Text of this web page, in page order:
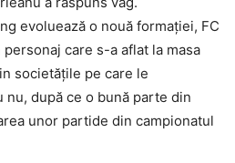
evoluează o nouă formaţiei, FC
care s-a aflat la masa
societăţile pe care le
după ce o bună parte din
unor partide din campionatul